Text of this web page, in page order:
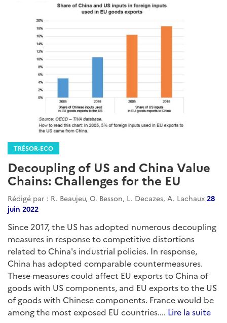
TRÉSOR-ECO
Decoupling of US and China Value
Chains: Challenges for the EU
Rédigé par : R. Beaujeu, O. Besson, L. Decazes, A. Lachaux 28
juin 2022
Since 2017, the US has adopted numerous decoupling
measures in response to competitive distortions
related to China's industrial policies. In response,
China has adopted comparable countermeasures.
These measures could affect EU exports to China of
goods with US components, and EU exports to the US
of goods with Chinese components. France would be
among the most exposed EU countries.... Lire la suite